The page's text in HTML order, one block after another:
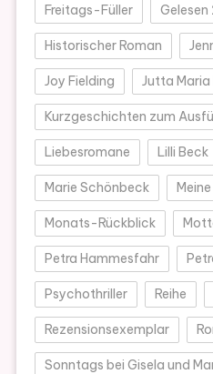
Freitags-Füller Gelesen
Historischer Roman
Joy Fielding Jutta Maria
Kurzgeschichten zum
Liebesromane Lilli Beck
Marie Schönbeck
Monats-Rückblick
Petra Hammesfahr
Psychothriller Reihe
Rezensionsexemplar
Sonntags bei Gisela und